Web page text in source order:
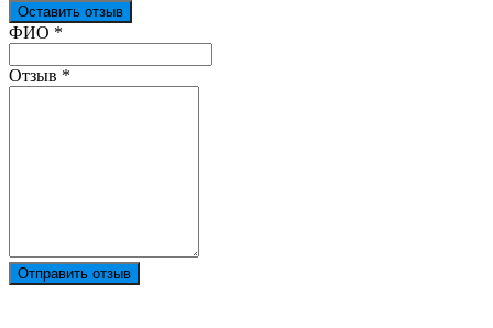
Оставить отзыв
Ваш отзыв был отправлен!
ФИО *
Отзыв *
Отправить отзыв